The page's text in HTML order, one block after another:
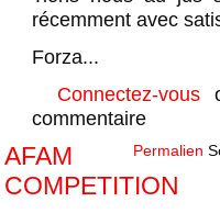
récemment avec
Forza...
Connectez-vous
commentaire
Permalien
AFAM
COMPETITION